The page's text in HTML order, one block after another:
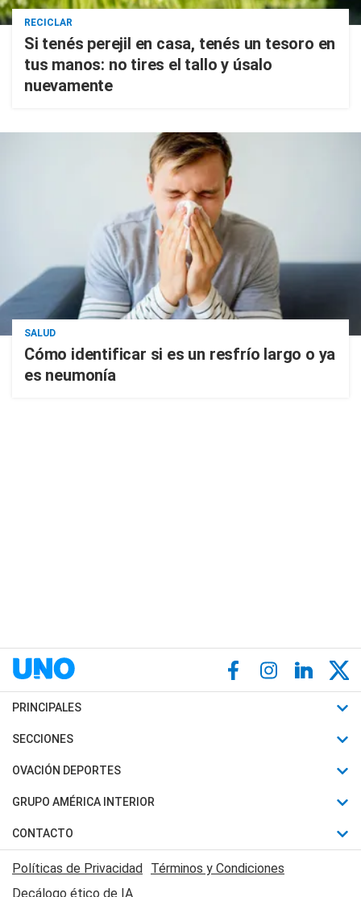
RECICLAR
Si tenés perejil en casa, tenés un tesoro en
tus manos: no tires el tallo y úsalo
nuevamente
SALUD
Cómo identificar si es un resfrío largo o ya
es neumonía
PRINCIPALES
Últimas Noticias
Política
Judiciales
Economia
SECCIONES
Horóscopo
Motores
Trucos caseros
Series y Películas
OVACIÓN DEPORTES
Fútbol
Mundial
Automovilismo
Rugby
GRUPO AMÉRICA INTERIOR
Canal 7 en Vivo
CONTACTO
Acerca de Nosotros
Contactanos
Políticas de Privacidad Términos y Condiciones
Decálogo ético de IA